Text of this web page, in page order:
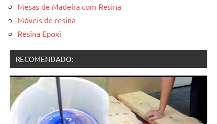
Mesas de Madeira com Resina
Móveis de resina
Resina Epoxi
RECOMENDADO: